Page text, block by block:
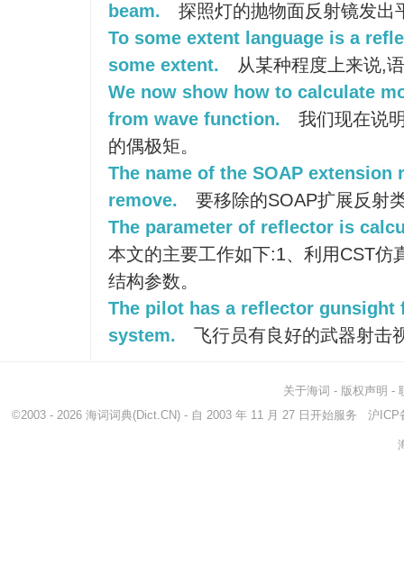
beam.
探照灯的抛物面反射镜发出
To some extent language is a
some extent.
从某种程度上来说,
We now show how to calculate
from wave function.
我们现在说
的偶极矩。
The name of the SOAP extension
remove.
要移除的SOAP扩展反射
The parameter of reflector is
本文的主要工作如下:1、利用CST仿
结构参数。
The pilot has a reflector gunsight
system.
飞行员有良好的武器射击
关于海词 - 版权声明 -
©2003 - 2026 海词词典(Dict.CN) - 自 2003 年 11 月 27 日开始服务 沪ICP